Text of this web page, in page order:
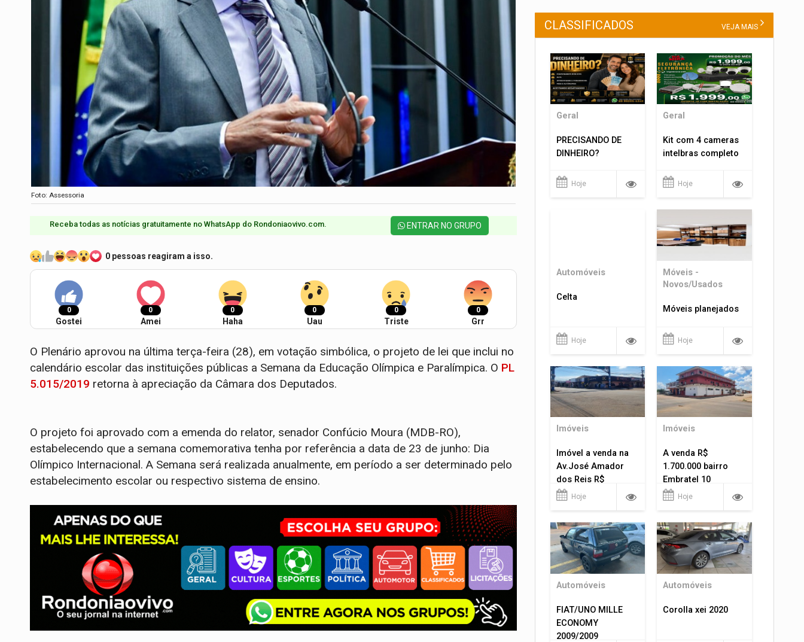
Foto: Assessoria
Receba todas as notícias gratuitamente no WhatsApp do Rondoniaovivo.com.​ ENTRAR NO GRUPO
0 pessoas reagiram a isso.
0
Gostei
0
Amei
0
Haha
0
Uau
0
Triste
0
Grr
O Plenário aprovou na última terça-feira (28), em votação simbólica, o projeto de lei que inclui no
calendário escolar das instituições públicas a Semana da Educação Olímpica e Paralímpica. O PL
5.015/2019 retorna à apreciação da Câmara dos Deputados.
O projeto foi aprovado com a emenda do relator, senador Confúcio Moura (MDB-RO),
estabelecendo que a semana comemorativa tenha por referência a data de 23 de junho: Dia
Olímpico Internacional. A Semana será realizada anualmente, em período a ser determinado pelo
estabelecimento escolar ou respectivo sistema de ensino.
CLASSIFICADOS VEJA MAIS
Geral
PRECISANDO DE
DINHEIRO?
Hoje
Geral
Kit com 4 cameras
intelbras completo
Hoje
Automóveis
Celta
Hoje
Móveis -
Novos/Usados
Móveis planejados
Hoje
Imóveis
Imóvel a venda na
Av.José Amador
dos Reis R$
1.400.000
Hoje
Imóveis
A venda R$
1.700.000 bairro
Embratel 10
apartamentos!
Hoje
Automóveis
FIAT/UNO MILLE
ECONOMY
2009/2009
Automóveis
Corolla xei 2020